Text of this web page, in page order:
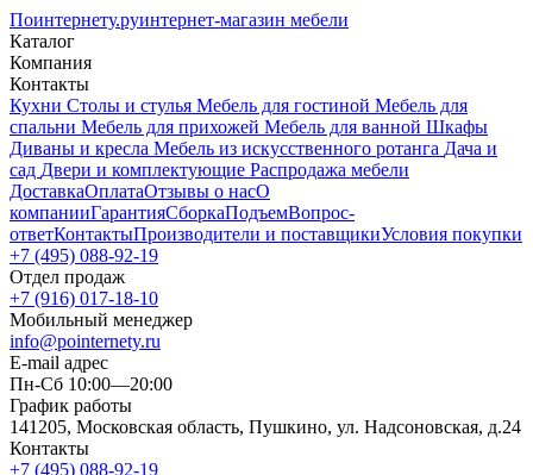
Поинтернету.руинтернет-магазин мебели
Каталог
Компания
Контакты
Кухни Столы и стулья Мебель для гостиной Мебель для
спальни Мебель для прихожей Мебель для ванной Шкафы
Диваны и кресла Мебель из искусственного ротанга Дача и
сад Двери и комплектующие Распродажа мебели
ДоставкаОплатаОтзывы о насО
компанииГарантияСборкаПодъемВопрос-
ответКонтактыПроизводители и поставщикиУсловия покупки
+7 (495) 088-92-19
Отдел продаж
+7 (916) 017-18-10
Мобильный менеджер
info@pointernety.ru
E-mail адрес
Пн-Сб 10:00—20:00
График работы
141205, Московская область, Пушкино, ул. Надсоновская, д.24
Контакты
+7 (495) 088-92-19